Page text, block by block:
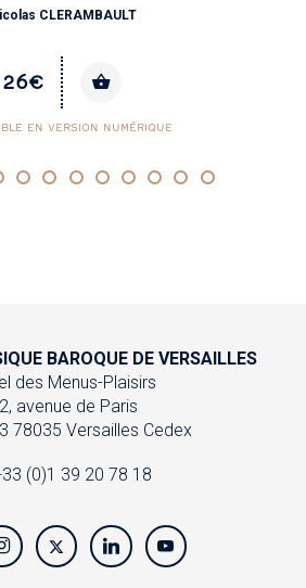
CLERAMBAULT
26€
EN VERSION NUMÉRIQUE
BAROQUE DE VERSAILLES
des Menus-Plaisirs
avenue de Paris
78035 Versailles Cedex
(0)1 39 20 78 18